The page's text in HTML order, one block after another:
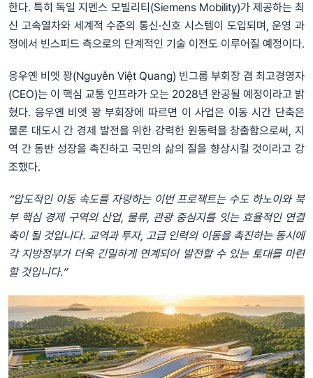
한다. 특히 독일 지멘스 모빌리티(Siemens Mobility)가 제공하는 최
신 고속열차와 세계적 수준의 통신·신호 시스템이 도입되며, 운영 과
정에서 빈스피드 측으로의 단계적인 기술 이전도 이루어질 예정이다.
응우옌 비엣 꽝(Nguyễn Việt Quang) 빈그룹 부회장 겸 최고경영자
(CEO)는 이 핵심 교통 인프라가 오는 2028년 완공될 예정이라고 밝
혔다. 응우옌 비엣 꽝 부회장에 따르면 이 사업은 이동 시간 단축은
물론 대도시 간 경제 발전을 위한 강력한 원동력을 창출함으로써, 지
역 간 동반 성장을 촉진하고 국민의 삶의 질을 향상시킬 것이라고 강
조했다.
“압도적인 이동 속도를 자랑하는 이번 프로젝트는 수도 하노이와 북
부 핵심 경제 구역의 산업, 물류, 관광 중심지를 잇는 효율적인 연결
축이 될 것입니다. 교역과 투자, 고급 인력의 이동을 촉진하는 동시에
각 지방정부가 더욱 긴밀하게 연계되어 발전할 수 있는 토대를 마련
할 것입니다.”